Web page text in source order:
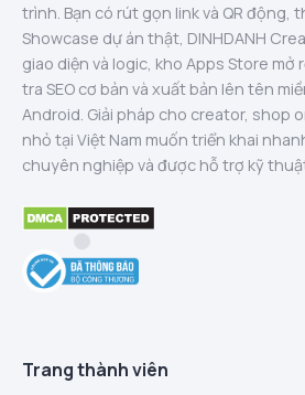
trình. Bạn có rút gọn link và QR động,
Showcase dự án thật, DINHDANH
giao diện và logic, kho Apps Store mở
tra SEO cơ bản và xuất bản lên tên
Android. Giải pháp cho creator, shop
nhỏ tại Việt Nam muốn triển khai
chuyên nghiệp và được hỗ trợ kỹ
Trang thành viên